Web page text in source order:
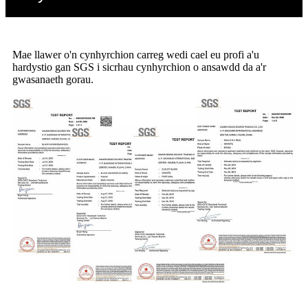
Mae llawer o'n cynhyrchion carreg wedi cael eu profi a'u
hardystio gan SGS i sicrhau cynhyrchion o ansawdd da a'r
gwasanaeth gorau.